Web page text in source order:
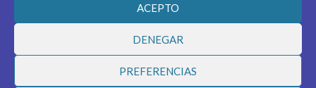
ACEPTO
DENEGAR
PREFERENCIAS